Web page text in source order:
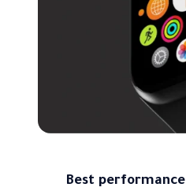
Best performance